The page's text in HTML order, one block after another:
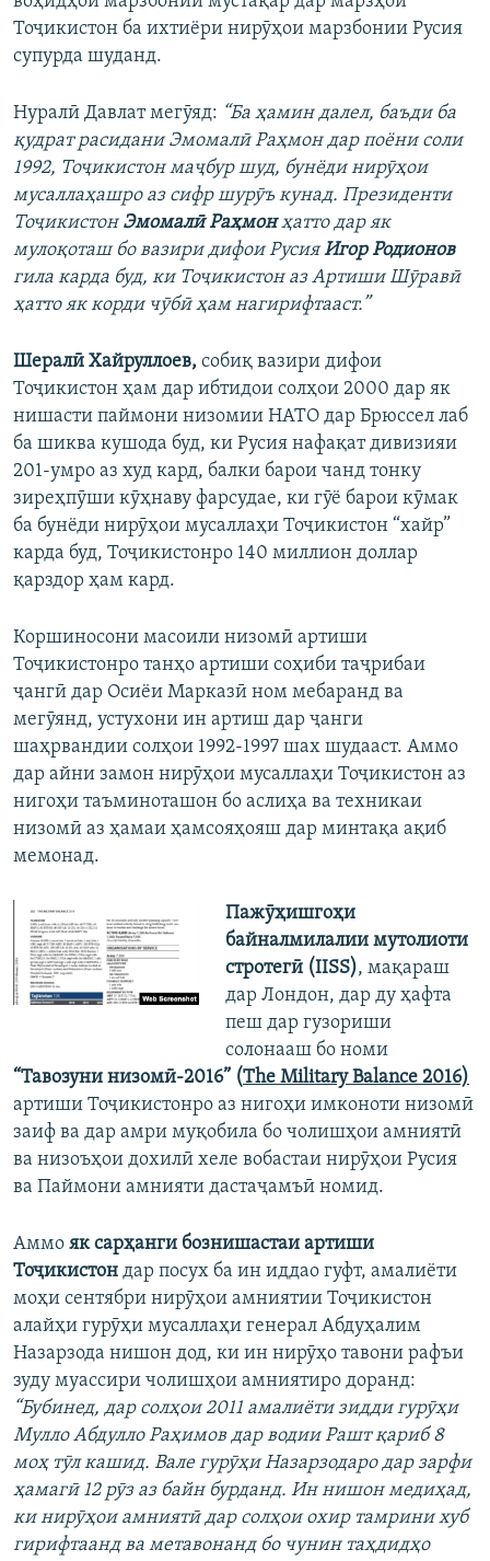
Тоҷикистон ба ихтиёри нирӯҳои марзбонии Русия
супурда шуданд.
Нуралӣ Давлат мегӯяд: “Ба ҳамин далел, баъди ба
қудрат расидани Эмомалӣ Раҳмон дар поёни соли
1992, Тоҷикистон маҷбур шуд, бунёди нирӯҳои
мусаллаҳашро аз сифр шурӯъ кунад. Президенти
Тоҷикистон Эмомалӣ Раҳмонҳатто дар як
мулоқоташ бо вазири дифои РусияИгор Родионов
гила карда буд, ки Тоҷикистон аз Артиши Шӯравӣ
ҳатто як корди чӯбӣ ҳам нагирифтааст.”
Шералӣ Хайруллоев, собиқ вазири дифои
Тоҷикистон ҳам дар ибтидои солҳои 2000 дар як
нишасти паймони низомии НАТО дар Брюссел лаб
ба шиква кушода буд, ки Русия нафақат дивизияи
201-умро аз худ кард, балки барои чанд тонку
зиреҳпӯши кӯҳнаву фарсудае, ки гӯё барои кӯмак
ба бунёди нирӯҳои мусаллаҳи Тоҷикистон “хайр”
карда буд, Тоҷикистонро 140 миллион доллар
қарздор ҳам кард.
Коршиносони масоили низомӣ артиши
Тоҷикистонро танҳо артиши соҳиби таҷрибаи
ҷангӣ дар Осиёи Марказӣ ном мебаранд ва
мегӯянд, устухони ин артиш дар ҷанги
шаҳрвандии солҳои 1992-1997 шах шудааст. Аммо
дар айни замон нирӯҳои мусаллаҳи Тоҷикистон аз
нигоҳи таъминоташон бо аслиҳа ва техникаи
низомӣ аз ҳамаи ҳамсояҳояш дар минтақа ақиб
мемонад.
Пажӯҳишгоҳи
байналмилалии мутолиоти
стротегӣ (IISS), мақараш
дар Лондон, дар ду ҳафта
пеш дар гузориши
солонааш бо номи
“Тавозуни низомӣ-2016” (The Military Balance 2016)
артиши Тоҷикистонро аз нигоҳи имконоти низомӣ
заиф ва дар амри муқобила бо чолишҳои амниятӣ
ва низоъҳои дохилӣ хеле вобастаи нирӯҳои Русия
ва Паймони амнияти дастаҷамъӣ номид.
Аммо як сарҳанги бознишастаи артиши
Тоҷикистон дар посух ба ин иддао гуфт, амалиёти
моҳи сентябри нирӯҳои амниятии Тоҷикистон
алайҳи гурӯҳи мусаллаҳи генерал Абдуҳалим
Назарзода нишон дод, ки ин нирӯҳо тавони рафъи
зуду муассири чолишҳои амниятиро доранд:
“Бубинед, дар солҳои 2011 амалиёти зидди гурӯҳи
Мулло Абдулло Раҳимов дар водии Рашт қариб 8
моҳ тӯл кашид. Вале гурӯҳи Назарзодаро дар зарфи
ҳамагӣ 12 рӯз аз байн бурданд. Ин нишон медиҳад,
ки нирӯҳои амниятӣ дар солҳои охир тамрини хуб
гирифтаанд ва метавонанд бо чунин таҳдидҳо